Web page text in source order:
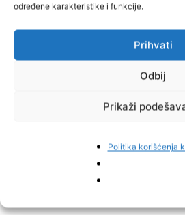
određene karakteristike i funkcije.
Prihvati
Odbij
Prikaži
Politika korišćenja